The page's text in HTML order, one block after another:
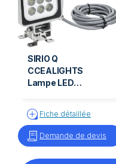
SIRIO Q
CCEALIGHTS
Lampe LED
Fiche détaillée
Demande de devis